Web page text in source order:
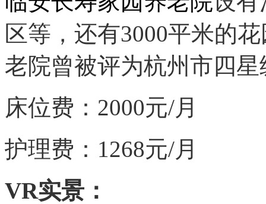
区等，还有3000平米的
老院曾被评为杭州市四
床位费：2000元/月
护理费：1268元/月
VR实景：